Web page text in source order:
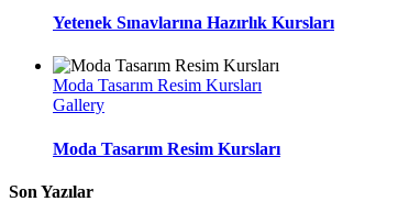
Yetenek Sınavlarına Hazırlık Kursları
Moda Tasarım Resim Kursları
Gallery
Moda Tasarım Resim Kursları
Son Yazılar